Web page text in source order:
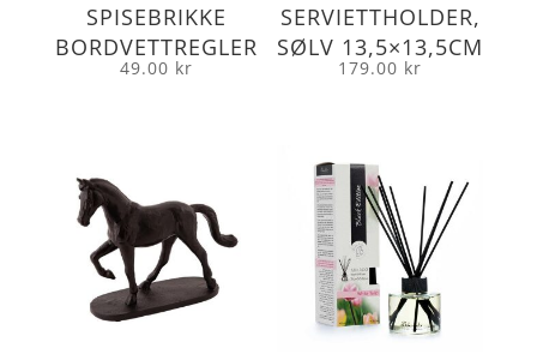
SPISEBRIKKE
BORDVETTREGLER
49.00 kr
SERVIETTHOLDER,
SØLV 13,5×13,5CM
179.00 kr